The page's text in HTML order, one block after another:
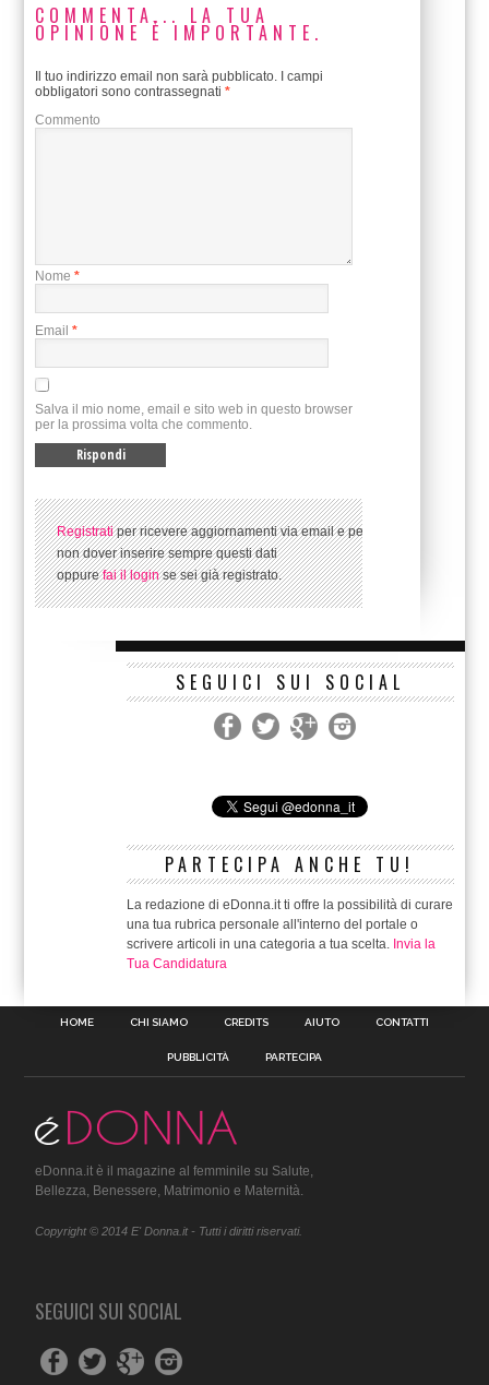
COMMENTA... LA TUA
OPINIONE È IMPORTANTE.
Il tuo indirizzo email non sarà pubblicato. I campi
obbligatori sono contrassegnati*
Commento
Nome *
Email *
Salva il mio nome, email e sito web in questo browser
per la prossima volta che commento.
Registratiper ricevere aggiornamenti via email e per
non dover inserire sempre questi dati
oppurefai il loginse sei già registrato.
SEGUICI SUI SOCIAL
PARTECIPA ANCHE TU!
La redazione di eDonna.it ti offre la possibilità di curare
una tua rubrica personale all'interno del portale o
scrivere articoli in una categoria a tua scelta. Invia la
Tua Candidatura
HOME CHI SIAMO CREDITS AIUTO CONTATTI
PUBBLICITÀ PARTECIPA
eDonna.it è il magazine al femminile su Salute,
Bellezza, Benessere, Matrimonio e Maternità.
Copyright © 2014 E' Donna.it - Tutti i diritti riservati.
SEGUICI SUI SOCIAL